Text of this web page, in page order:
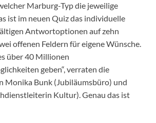
Marburg-Typ die jeweilige
ist im neuen Quiz das individuelle
Antwortoptionen auf zehn
offenen Feldern für eigene Wünsche.
über 40 Millionen
geben“, verraten die
Monika Bunk (Jubiläumsbüro) und
Kultur). Genau das ist